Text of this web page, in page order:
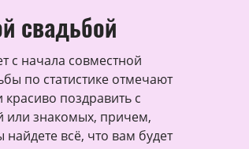
свадьбой
с начала совместной
по статистике отмечают
поздравить с
или знакомых, причем,
найдете всё, что вам будет